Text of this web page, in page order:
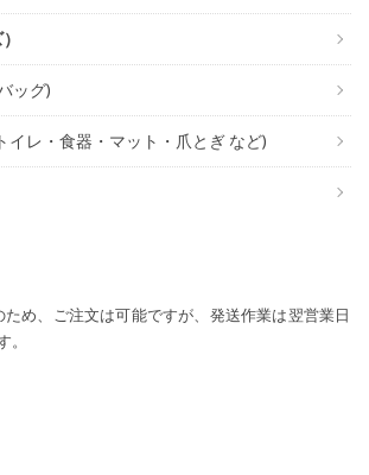
ッグ)
イレ・食器・マット・爪とぎ など)
め、ご注文は可能ですが、発送作業は翌営業日
。